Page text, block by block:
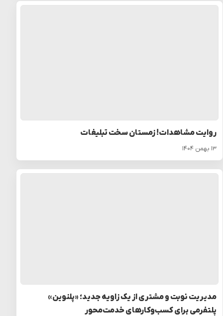
روایت مشاهدات! زمستان سخت تبلیغات
۱۳ بهمن ۱۴۰۴
مدیریت نوبت و مشتری از یک زاویه جدید؛ «پلنوین»
پلتفرمی برای کسب‌وکارهای خدمت‌محور